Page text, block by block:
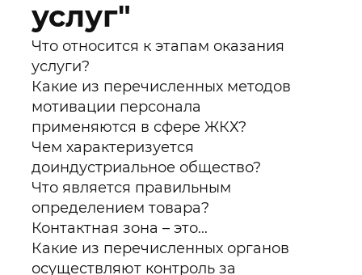
услуг"
Что относится к этапам оказания
услуги?
Какие из перечисленных методов
мотивации персонала
применяются в сфере ЖКХ?
Чем характеризуется
доиндустриальное общество?
Что является правильным
определением товара?
Контактная зона – это...
Какие из перечисленных органов
осуществляют контроль за